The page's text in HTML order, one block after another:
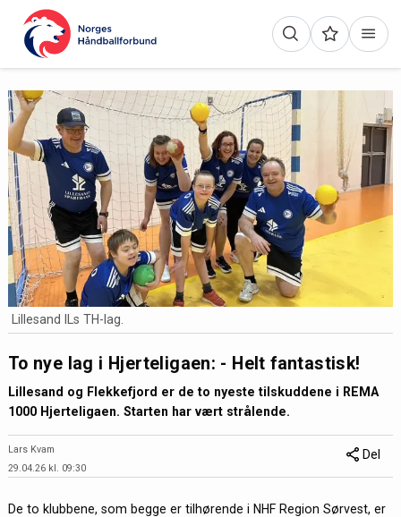
Lillesand ILs TH-lag.
To nye lag i Hjerteligaen: - Helt fantastisk!
Lillesand og Flekkefjord er de to nyeste tilskuddene i REMA
1000 Hjerteligaen. Starten har vært strålende.
Lars Kvam
29.04.26 kl. 09:30
Del
De to klubbene, som begge er tilhørende i NHF Region Sørvest, er